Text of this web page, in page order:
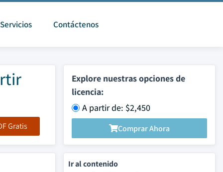
Contáctenos
Gratis
Explore nuestras opciones de
licencia:
A partir de: $2,450
Comprar Ahora
Ir al contenido